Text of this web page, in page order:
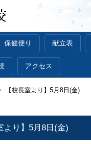
保健便り 献立表
アクセス
【校長室より】5月8日(金)
より】5月8日(金)